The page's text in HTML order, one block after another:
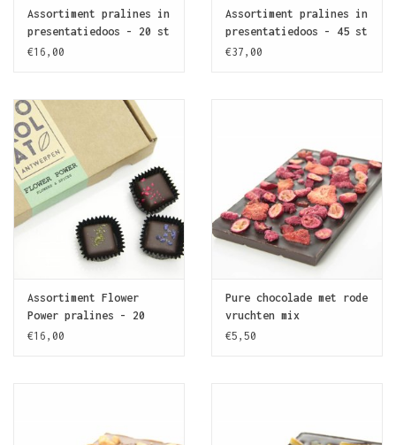
Assortiment pralines in
presentatiedoos - 20 st
€16,00
Assortiment pralines in
presentatiedoos - 45 st
€37,00
Assortiment Flower
Power pralines - 20
stuks
€16,00
Pure chocolade met rode
vruchten mix
€5,50